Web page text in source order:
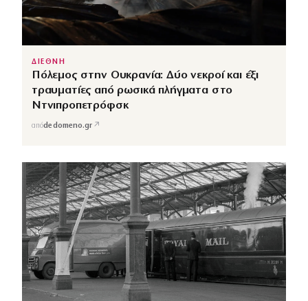
ΔΙΕΘΝΗ
Πόλεμος στην Ουκρανία: Δύο νεκροί και έξι
τραυματίες από ρωσικά πλήγματα στο
Ντνιπροπετρόφσκ
απόdedomeno.gr ↗